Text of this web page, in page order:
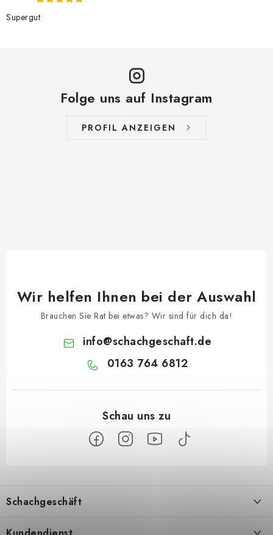
Supergut
Folge uns auf Instagram
PROFIL ANZEIGEN
Wir helfen Ihnen bei der Auswahl
Brauchen Sie Rat bei etwas? Wir sind für dich da!
info@schachgeschaft.de
0163 764 6812
ß
z
Schachgeschäft